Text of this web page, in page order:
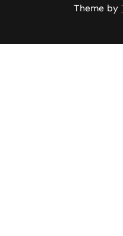
Theme by